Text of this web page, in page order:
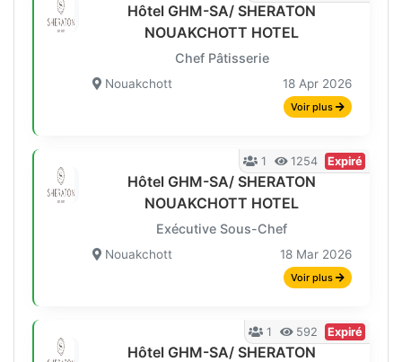
Hôtel GHM-SA/ SHERATON
NOUAKCHOTT HOTEL
Chef Pâtisserie
Nouakchott 18 Apr 2026
Voir plus
Hôtel GHM-SA/ SHERATON
NOUAKCHOTT HOTEL
Exécutive Sous-Chef
Nouakchott 18 Mar 2026
1 1254 Expiré
Voir plus
Hôtel GHM-SA/ SHERATON
1 592 Expiré